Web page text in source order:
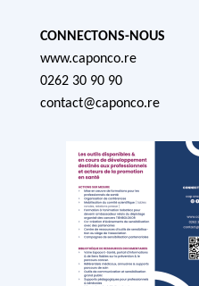
CONNECTONS-NOUS
www.caponco.re
0262 30 90 90
contact@caponco.re